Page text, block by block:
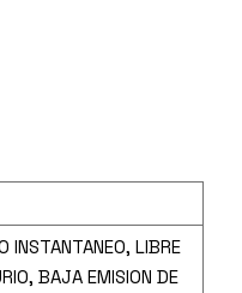
INSTANTANEO, LIBRE
BAJA EMISION DE